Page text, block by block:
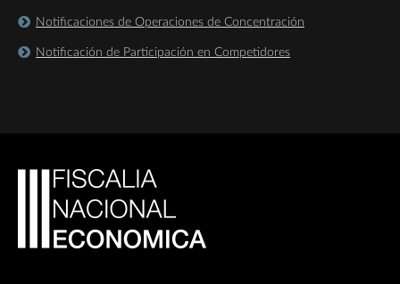
Notificaciones de Operaciones de Concentración
Notificación de Participación en Competidores